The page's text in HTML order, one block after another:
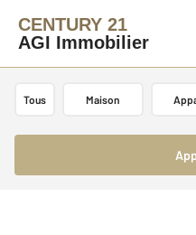
CENTURY 21
AGI Immobilier
Tous Maison